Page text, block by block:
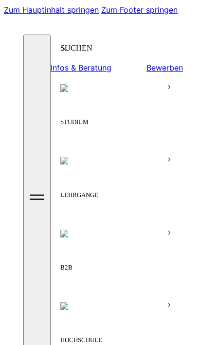
Zum Hauptinhalt springen Zum Footer springen
Suchen
Infos & Beratung
Bewerben
STUDIUM
LEHRGÄNGE
B2B
HOCHSCHULE